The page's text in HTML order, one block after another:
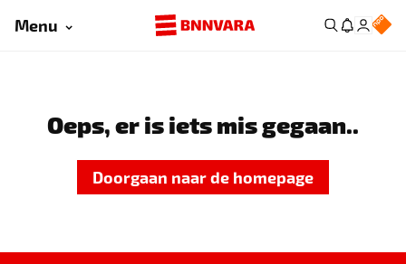
Menu
Oeps, er is iets mis gegaan..
Doorgaan naar de homepage